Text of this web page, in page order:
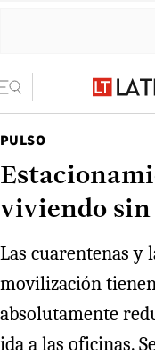
PULSO
viviendo sin
Las cuarentenas y
movilización
absolutamente
ida a las oficinas.